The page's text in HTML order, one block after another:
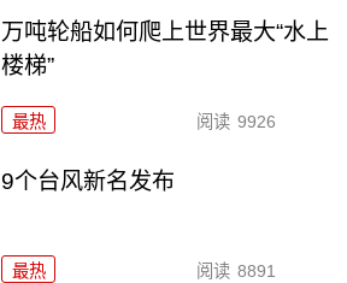
万吨轮船如何爬上世界最大“水上
楼梯”
最热 阅读 9926
9个台风新名发布
最热 阅读 8891